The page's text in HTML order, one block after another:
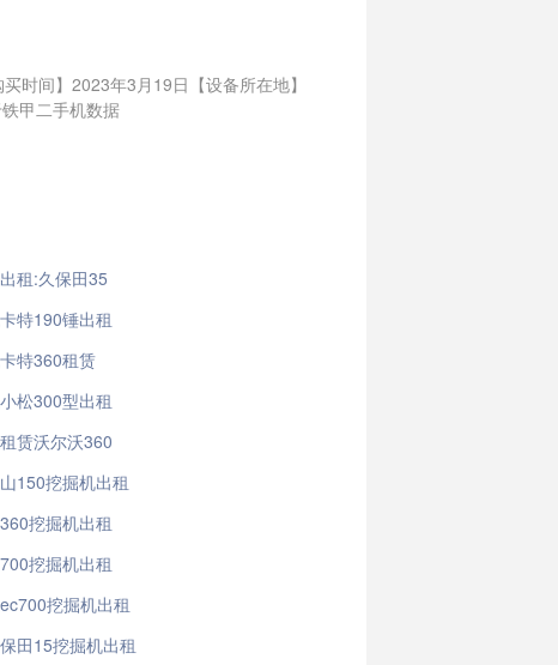
时间】2023年3月19日【设备所在地】
甲二手机数据
租:久保田35
特190锤出租
特360租赁
松300型出租
赁沃尔沃360
150挖掘机出租
挖掘机出租
挖掘机出租
挖掘机出租
田15挖掘机出租